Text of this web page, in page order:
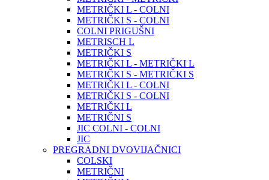
METRIČKI L - COLNI
METRIČKI S - COLNI
COLNI PRIGUŠNI
METRISCH L
METRIČKI S
METRIČKI L - METRIČKI L
METRIČKI S - METRIČKI S
METRIČKI L - COLNI
METRIČKI S - COLNI
METRIČKI L
METRIČNI S
JIC COLNI - COLNI
JIC
PREGRADNI DVOVIJAČNICI
COLSKI
METRIČNI